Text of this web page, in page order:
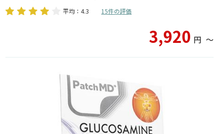
平均：4.3 15件の評価
3,920 円 〜